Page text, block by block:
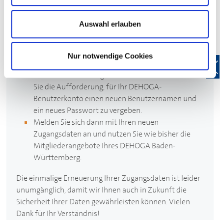
Auswahl erlauben
Nur notwendige Cookies
Und so funktioniert’s:
Geben Sie wie gewohnt Ihren bekannten
Benutzernamen (entspricht Ihrer E-Mail-Adresse)
und Ihr Passwort ein, um sich bei Mein
Sie die Aufforderung, für IhrDEHOGA-
Benutzerkonto einen neuen Benutzernamen und
ein neues Passwort zu vergeben.
Melden Sie sich dann mit Ihren neuen
Zugangsdaten an und nutzen Sie wie bisher die
Mitgliederangebote Ihres DEHOGABaden-
Württemberg.
Die einmalige Erneuerung Ihrer Zugangsdaten ist leider
unumgänglich, damit wir Ihnen auch in Zukunft die
Sicherheit Ihrer Daten gewährleisten können. Vielen
Dank für Ihr Verständnis!